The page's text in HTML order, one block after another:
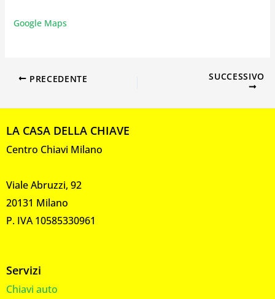
Google Maps
PRECEDENTE SUCCESSIVO
LA CASA DELLA CHIAVE
Centro Chiavi Milano
Viale Abruzzi, 92
20131 Milano
P. IVA 10585330961
Servizi
Chiavi auto